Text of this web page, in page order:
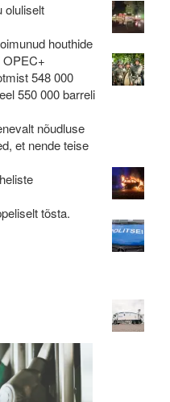
oluliselt
houthide
OPEC+
548 000
550 000 barreli
nõudluse
et nende teise
tõsta.